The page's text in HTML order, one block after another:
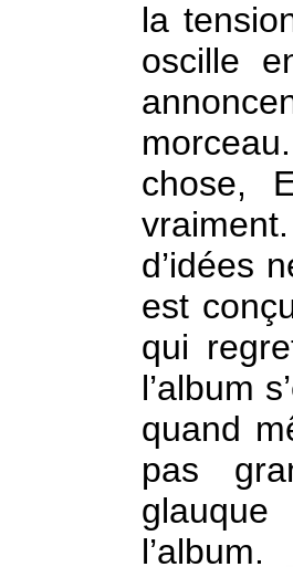
la
oscille
chose,
d’idées
est
qui
l’album
quand
pas
l’album.